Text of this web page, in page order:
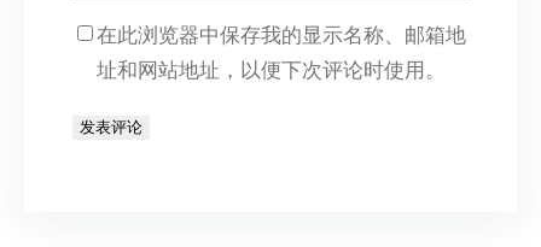
在此浏览器中保存我的显示名称、邮箱地
址和网站地址，以便下次评论时使用。